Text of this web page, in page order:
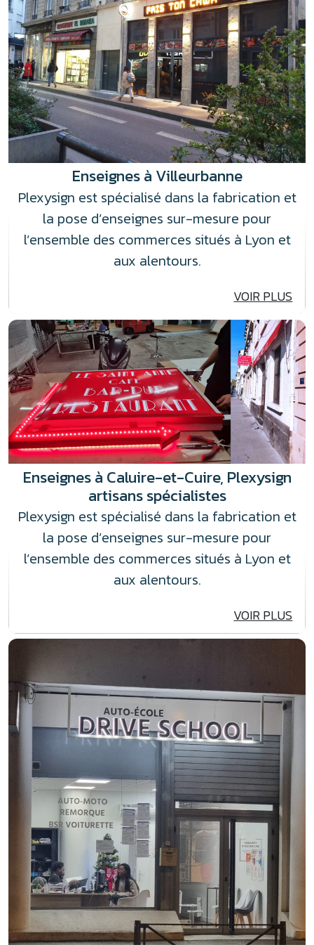
Enseignes à Villeurbanne
Plexysign est spécialisé dans la fabrication et
la pose d’enseignes sur-mesure pour
l’ensemble des commerces situés à Lyon et
aux alentours.
VOIR PLUS
Enseignes à Caluire-et-Cuire, Plexysign
artisans spécialistes
Plexysign est spécialisé dans la fabrication et
la pose d’enseignes sur-mesure pour
l’ensemble des commerces situés à Lyon et
aux alentours.
VOIR PLUS